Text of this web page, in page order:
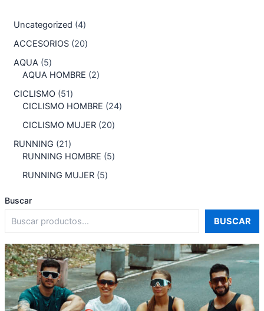
Uncategorized 4
ACCESORIOS 20
AQUA 5
AQUA HOMBRE 2
CICLISMO 51
CICLISMO HOMBRE 24
CICLISMO MUJER 20
RUNNING 21
RUNNING HOMBRE 5
RUNNING MUJER 5
Buscar
BUSCAR